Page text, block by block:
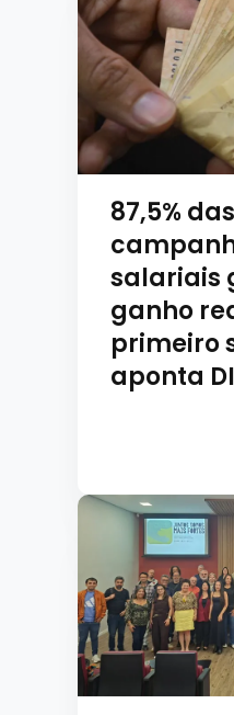
87,5% das
salariais
ganho
primeiro
aponta